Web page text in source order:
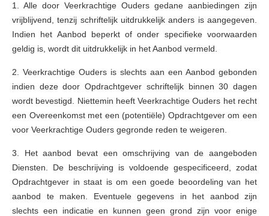
1. Alle door Veerkrachtige Ouders gedane aanbiedingen zijn
vrijblijvend, tenzij schriftelijk uitdrukkelijk anders is aangegeven.
Indien het Aanbod beperkt of onder specifieke voorwaarden
geldig is, wordt dit uitdrukkelijk in het Aanbod vermeld.
2. Veerkrachtige Ouders is slechts aan een Aanbod gebonden
indien deze door Opdrachtgever schriftelijk binnen 30 dagen
wordt bevestigd. Niettemin heeft Veerkrachtige Ouders het recht
een Overeenkomst met een (potentiële) Opdrachtgever om een
voor Veerkrachtige Ouders gegronde reden te weigeren.
3. Het aanbod bevat een omschrijving van de aangeboden
Diensten. De beschrijving is voldoende gespecificeerd, zodat
Opdrachtgever in staat is om een goede beoordeling van het
aanbod te maken. Eventuele gegevens in het aanbod zijn
slechts een indicatie en kunnen geen grond zijn voor enige